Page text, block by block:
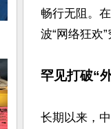
畅行无阻。
波“网络狂欢
罕见打破“
长期以来，